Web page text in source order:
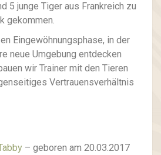
5 junge Tiger aus Frankreich zu
gekommen.
Eingewöhnungsphase, in der
neue Umgebung entdecken
wir Trainer mit den Tieren
Vertrauensverhältnis
– geboren am 20.03.2017